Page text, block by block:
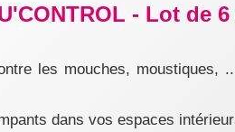
- Lot de
les mouches, moustiques,
dans vos espaces